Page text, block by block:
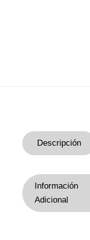
Descripción
Información
Adicional